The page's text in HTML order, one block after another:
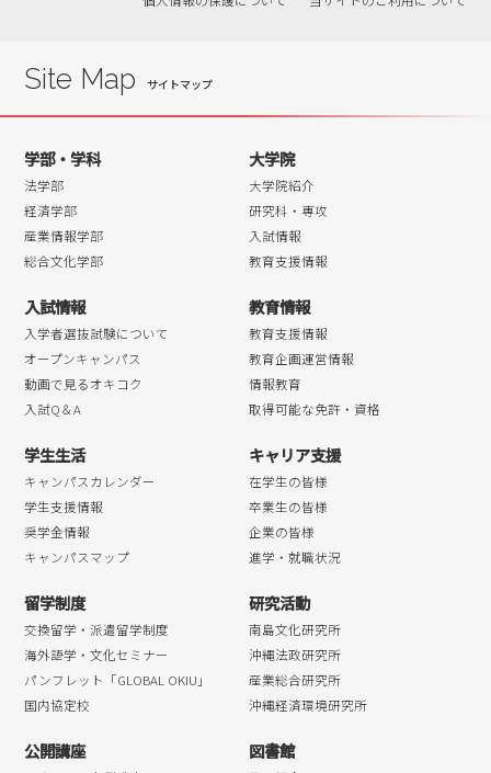
2018年11月
2018年08月
2018年07月
2018年06月
2018年05月
2018年04月
Site Map
学部・学科
法学部
経済学部
産業情報学部
総合文化学部
大学院
大学院紹介
研究科・専攻
入試情報
教育支援情報
入試情報
入学者選抜試験について
オープンキャンパス
動画で見るオキコク
入試Q＆A
教育情報
教育支援情報
教育企画運営情報
情報教育
取得可能な免許・資格
学生生活
キャンパスカレンダー
学生支援情報
奨学金情報
キャンパスマップ
キャリア支援
在学生の皆様
卒業生の皆様
企業の皆様
進学・就職状況
留学制度
交換留学・派遣留学制度
海外語学・文化セミナー
パンフレット「GLOBAL OKIU」
国内協定校
研究活動
南島文化研究所
沖縄法政研究所
産業総合研究所
沖縄経済環境研究所
公開講座 図書館